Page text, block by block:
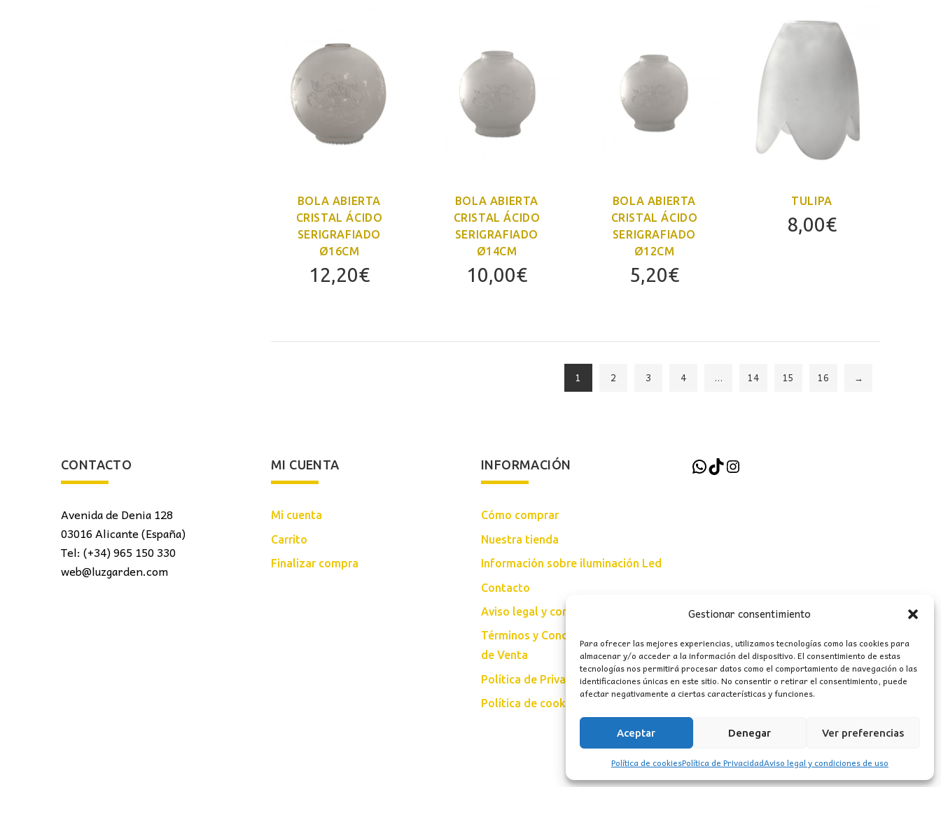
Gestionar consentimiento
Para ofrecer las mejores experiencias, utilizamos tecnologías como las cookies para
almacenar y/o acceder a la información del dispositivo. El consentimiento de estas
tecnologías nos permitirá procesar datos como el comportamiento de navegación o las
identificaciones únicas en este sitio. No consentir o retirar el consentimiento, puede
afectar negativamente a ciertas características y funciones.
Aceptar Denegar Ver preferencias
Política de cookiesPolítica de PrivacidadAviso legal y condiciones de uso
BOLA ABIERTA
CRISTAL ÁCIDO
SERIGRAFIADO
Ø16CM
12,20€
BOLA ABIERTA
CRISTAL ÁCIDO
SERIGRAFIADO
Ø14CM
10,00€
BOLA ABIERTA
CRISTAL ÁCIDO
SERIGRAFIADO
Ø12CM
5,20€
TULIPA
8,00€
1 2 3 4 … 14 15 16 →
CONTACTO
Avenida de Denia 128
03016 Alicante (España)
Tel: (+34) 965 150 330
web@luzgarden.com
MI CUENTA
Mi cuenta
Carrito
Finalizar compra
INFORMACIÓN
Cómo comprar
Nuestra tienda
Información sobre iluminación Led
Contacto
Aviso legal y condiciones de uso
Términos y Condiciones Generales
de Venta
Política de Privacidad
Política de cookies (UE)
WhatsApp
TikTokInstagram